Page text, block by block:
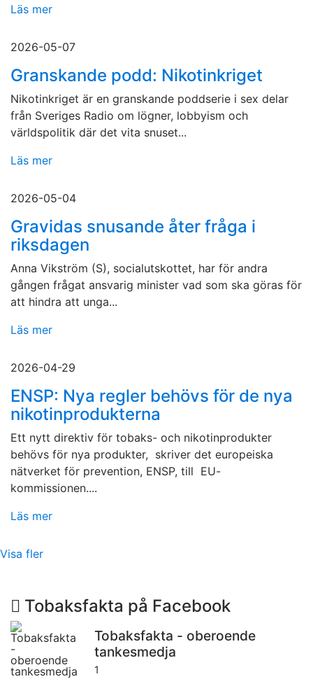
Läs mer
2026-05-07
Granskande podd: Nikotinkriget
Nikotinkriget är en granskande poddserie i sex delar
från Sveriges Radio om lögner, lobbyism och
världspolitik där det vita snuset...
Läs mer
2026-05-04
Gravidas snusande åter fråga i
riksdagen
Anna Vikström (S), socialutskottet, har för andra
gången frågat ansvarig minister vad som ska göras för
att hindra att unga...
Läs mer
2026-04-29
ENSP: Nya regler behövs för de nya
nikotinprodukterna
Ett nytt direktiv för tobaks- och nikotinprodukter
behövs för nya produkter, skriver det europeiska
nätverket för prevention, ENSP, till EU-
kommissionen....
Läs mer
Visa fler
Tobaksfakta på Facebook
Tobaksfakta - oberoende
tankesmedja
1